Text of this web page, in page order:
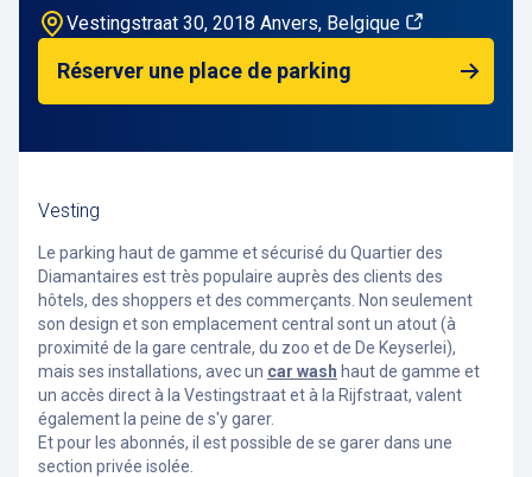
Vestingstraat 30, 2018 Anvers, Belgique
Réserver une place de parking
Vesting
Le parking haut de gamme et sécurisé du Quartier des
Diamantaires est très populaire auprès des clients des
hôtels, des shoppers et des commerçants. Non seulement
son design et son emplacement central sont un atout (à
proximité de la gare centrale, du zoo et de De Keyserlei),
mais ses installations, avec un car wash haut de gamme et
un accès direct à la Vestingstraat et à la Rijfstraat, valent
également la peine de s'y garer.
Et pour les abonnés, il est possible de se garer dans une
section privée isolée.